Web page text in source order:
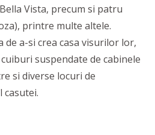
Vista, precum si patru
printre multe altele.
a-si crea casa visurilor lor,
suspendate de cabinele
si diverse locuri de